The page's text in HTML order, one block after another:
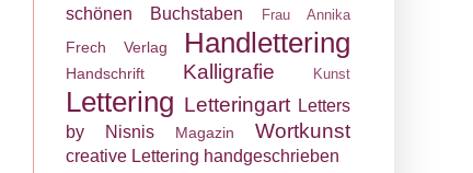
schönen Buchstaben
Frau Annika
Frech Verlag Handlettering
Handschrift Kalligrafie Kunst
Lettering Letteringart Letters
by Nisnis
Magazin Wortkunst
creative Lettering handgeschrieben